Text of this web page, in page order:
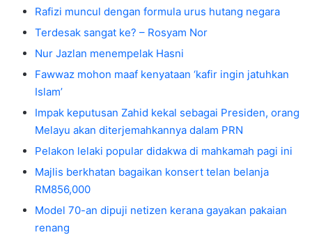
Rafizi muncul dengan formula urus hutang negara
Terdesak sangat ke? – Rosyam Nor
Nur Jazlan menempelak Hasni
Fawwaz mohon maaf kenyataan ‘kafir ingin jatuhkan
Islam’
Impak keputusan Zahid kekal sebagai Presiden, orang
Melayu akan diterjemahkannya dalam PRN
Pelakon lelaki popular didakwa di mahkamah pagi ini
Majlis berkhatan bagaikan konsert telan belanja
RM856,000
Model 70-an dipuji netizen kerana gayakan pakaian
renang